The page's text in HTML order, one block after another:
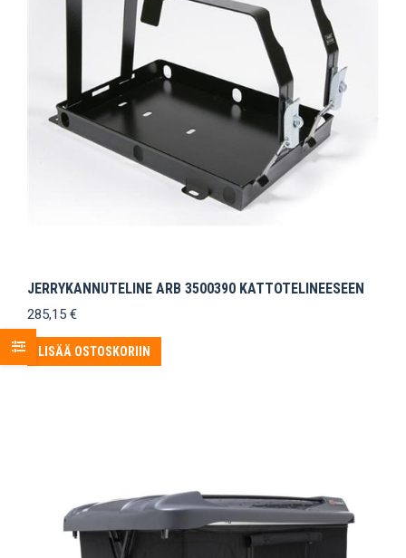
JERRYKANNUTELINE ARB 3500390 KATTOTELINEESEEN
285,15 €
LISÄÄ OSTOSKORIIN